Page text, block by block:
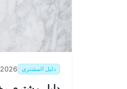
دليل المشتري